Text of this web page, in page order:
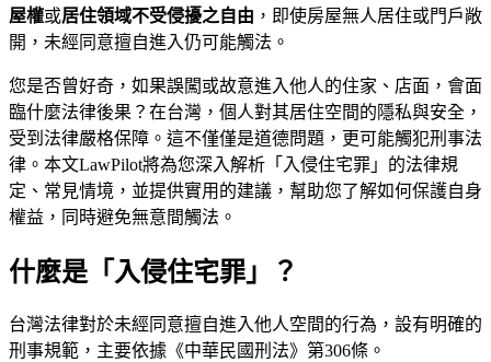
屋權或居住領域不受侵擾之自由 ，即使房屋無人居住或門戶敞
開，未經同意擅自進入仍可能觸法。
您是否曾好奇，如果誤闖或故意進入他人的住家、店面，會面
臨什麼法律後果？在台灣，個人對其居住空間的隱私與安全，
受到法律嚴格保障。這不僅僅是道德問題，更可能觸犯刑事法
律。本文LawPilot將為您深入解析「入侵住宅罪」的法律規
定、常見情境，並提供實用的建議，幫助您了解如何保護自身
權益，同時避免無意間觸法。
什麼是「入侵住宅罪」？
台灣法律對於未經同意擅自進入他人空間的行為，設有明確的
刑事規範，主要依據《中華民國刑法》第306條。